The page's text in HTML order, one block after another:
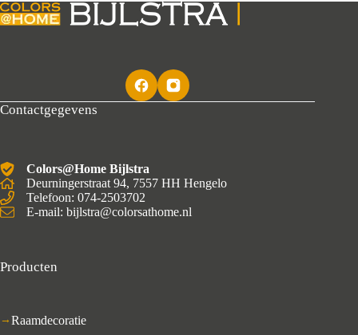
Contactgegevens
Colors@Home Bijlstra
Deurningerstraat 94, 7557 HH Hengelo
Telefoon: 074-2503702
E-mail: bijlstra@colorsathome.nl
Producten
Raamdecoratie